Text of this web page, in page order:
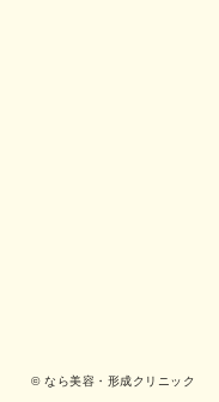
© なら美容・形成クリニック